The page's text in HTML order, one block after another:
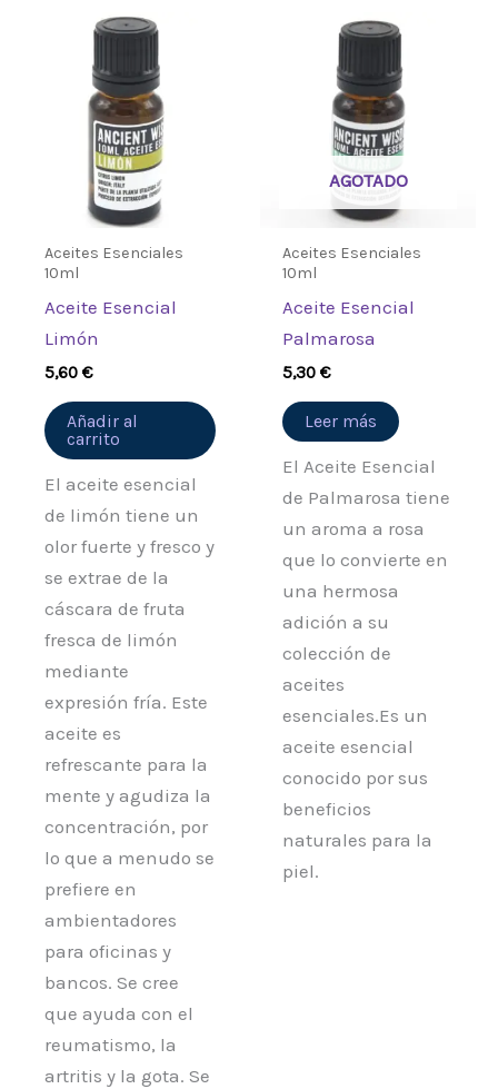
Sé el primero en valorar
“Aceite Esencial Hoja de
clavo”
Debesacceder
para publicar una
valoración.
Aceites Esenciales
10ml
Aceite Esencial
Limón
5,60€
Añadir al
carrito
El aceite esencial
de limón tiene un
olor fuerte y fresco y
se extrae de la
cáscara de fruta
fresca de limón
mediante
expresión fría. Este
aceite es
refrescante para la
mente y agudiza la
concentración, por
lo que a menudo se
prefiere en
ambientadores
para oficinas y
bancos. Se cree
que ayuda con el
reumatismo, la
artritis y la gota. Se
AGOTADO
Aceites Esenciales
10ml
Aceite Esencial
Palmarosa
5,30€
Leer más
El Aceite Esencial
de Palmarosa tiene
un aroma a rosa
que lo convierte en
una hermosa
adición a su
colección de
aceites
esenciales.Es un
aceite esencial
conocido por sus
beneficios
naturales para la
piel.